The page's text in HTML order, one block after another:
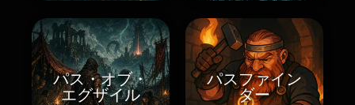
パス・オブ・
エグザイル
パスファイン
ダー